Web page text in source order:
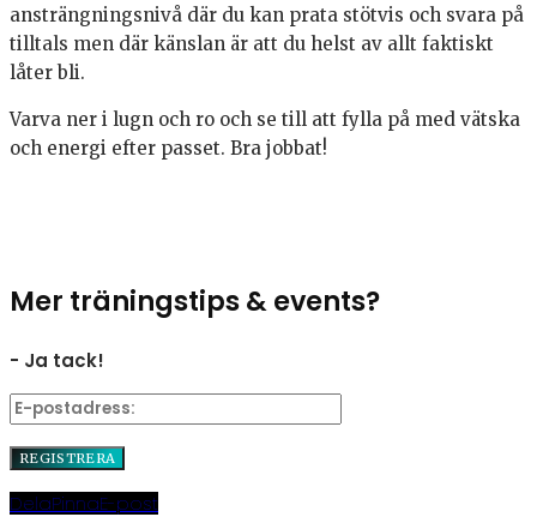
ansträngningsnivå där du kan prata stötvis och svara på
tilltals men där känslan är att du helst av allt faktiskt
låter bli.
Varva ner i lugn och ro och se till att fylla på med vätska
och energi efter passet. Bra jobbat!
Mer träningstips & events?
- Ja tack!
DelaPinnaE-post